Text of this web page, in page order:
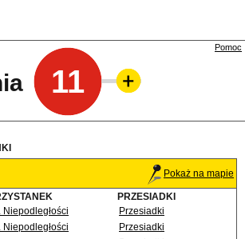
11
Pomoc
Pokaż na mapie
PRZESIADKI
Niepodległości
Przesiadki
Niepodległości
Przesiadki